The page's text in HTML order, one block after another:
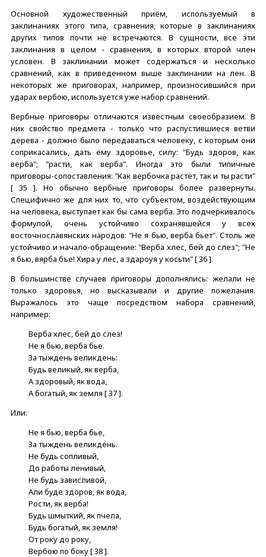
Основной художественный приём, используемый в
заклинаниях этого типа, сравнения, которые в заклинаниях
других типов почти не встречаются. В сущности, все эти
заклинания в целом - сравнения, в которых второй член
условен. В заклинании может содержаться и несколько
сравнений, как в приведенном выше заклинании на лен. В
некоторых же приговорах, например, произносившийся при
ударах вербою, используется уже набор сравнений.
Вербные приговоры отличаются известным своеобразием. В
них свойство предмета - только что распустившиеся ветви
дерева - должно было передаваться человеку, с которым они
соприкасались, дать ему здоровье, силу: "Будь здоров, как
верба"; "расти, как верба". Иногда это были типичные
приговоры-сопоставления: "Как вербочка растет, так и ты расти"
[ 35 ]. Но обычно вербные приговоры более развернуты.
Специфично же для них то, что субъектом, воздействующим
на человека, выступает как бы сама верба. Это подчеркивалось
формулой, очень устойчиво сохранявшейся у всех
восточнославянских народов: "Не я бью, верба бьет". Столь же
устойчиво и начало-обращение: "Верба хлес, бей до слез"; "Не
я бью, вярба бъе! Хира у лес, а здароуя у косьти" [ 36 ].
В большинстве случаев приговоры дополнялись: желали не
только здоровья, но высказывали и другие пожелания.
Выражалось это чаще посредством набора сравнений,
например:
Верба хлес, бей до слез!
Не я бью, верба бье.
За тыждень великдень:
Будь великый, як верба,
А здоровый, як вода,
А богатый, як земля [ 37 ].
Или:
Не я бью, верба бье,
За тыждень великдень.
Не будь сопливый,
До работы ленивый,
Не будь зависливой,
Али буде здоров, як вода,
Рости, як верба!
Будь шмыткий, як пчела,
Будь богатый, як земля!
От року до року,
Вербою по боку [ 38 ].